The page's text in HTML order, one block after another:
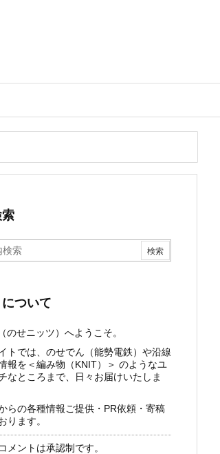
ついて
（のせニッツ）へようこそ。
トでは、のせでん（能勢電鉄）や沿線
報を＜編み物（KNIT）＞ のようなユ
なところまで、日々お届けいたしま
らの各種情報ご提供・PR依頼・寄稿
ります。
メントは承認制です。